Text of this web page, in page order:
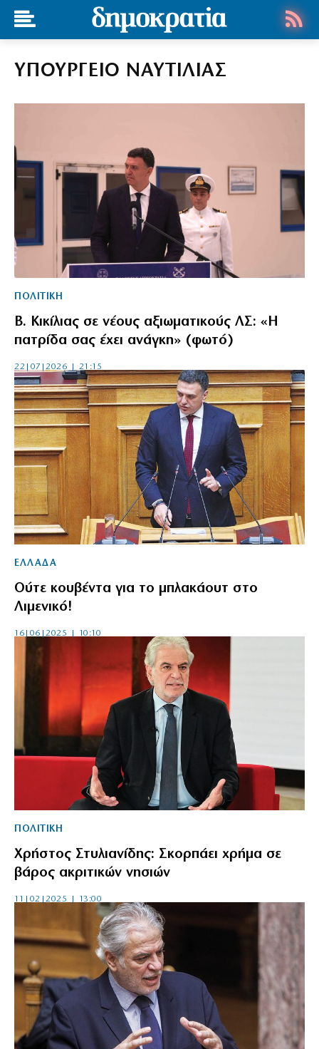
ΥΠΟΥΡΓΕΙΟ ΝΑΥΤΙΛΙΑΣ
ΠΟΛΙΤΙΚΗ
Β. Κικίλιας σε νέους αξιωματικούς ΛΣ: «Η
πατρίδα σας έχει ανάγκη» (φωτό)
22|07|2026 | 21:15
ΕΛΛΑΔΑ
Ούτε κουβέντα για το μπλακάουτ στο
Λιμενικό!
16|06|2025 | 10:10
ΠΟΛΙΤΙΚΗ
Χρήστος Στυλιανίδης: Σκορπάει χρήμα σε
βάρος ακριτικών νησιών
11|02|2025 | 13:00